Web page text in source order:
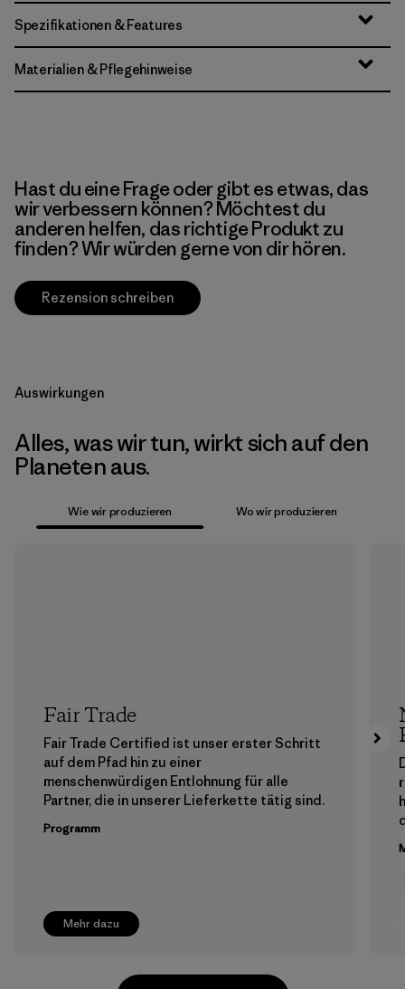
Spezifikationen & Features
Materialien & Pflegehinweise
Hast du eine Frage oder gibt es etwas, das
wir verbessern können? Möchtest du
anderen helfen, das richtige Produkt zu
finden? Wir würden gerne von dir hören.
Rezension schreiben
Auswirkungen
Alles, was wir tun, wirkt sich auf den
Planeten aus.
Wie wir produzieren Wo wir produzieren
Mehr dazu
Fair Trade
Fair Trade Certified ist unser erster Schritt
auf dem Pfad hin zu einer
menschenwürdigen Entlohnung für alle
Partner, die in unserer Lieferkette tätig sind.
Programm